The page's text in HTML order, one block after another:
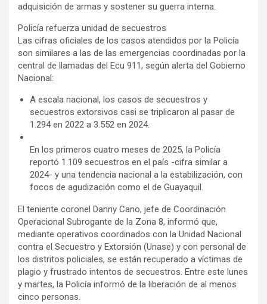
adquisición de armas y sostener su guerra interna.
Policía refuerza unidad de secuestros
Las cifras oficiales de los casos atendidos por la Policía
son similares a las de las emergencias coordinadas por la
central de llamadas del Ecu 911, según alerta del Gobierno
Nacional:
A escala nacional, los casos de secuestros y
secuestros extorsivos casi se triplicaron al pasar de
1.294 en 2022 a 3.552 en 2024.
En los primeros cuatro meses de 2025, la Policía
reportó 1.109 secuestros en el país -cifra similar a
2024- y una tendencia nacional a la estabilización, con
focos de agudización como el de Guayaquil.
El teniente coronel Danny Cano, jefe de Coordinación
Operacional Subrogante de la Zona 8, informó que,
mediante operativos coordinados con la Unidad Nacional
contra el Secuestro y Extorsión (Unase) y con personal de
los distritos policiales, se están recuperado a víctimas de
plagio y frustrado intentos de secuestros. Entre este lunes
y martes, la Policía informó de la liberación de al menos
cinco personas.